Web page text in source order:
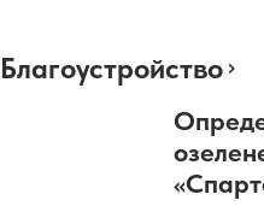
Благоустройство